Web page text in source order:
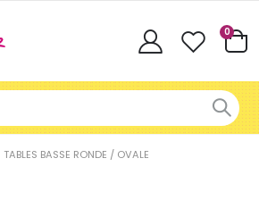
Cart
0
TABLES BASSE RONDE / OVALE